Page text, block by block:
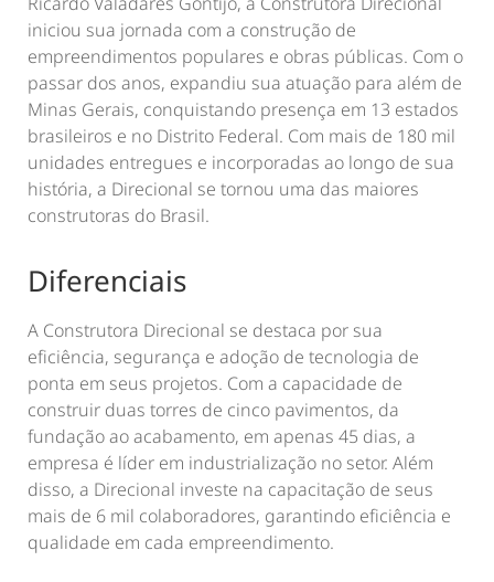
iniciou sua jornada com a construção de
empreendimentos populares e obras públicas. Com o
passar dos anos, expandiu sua atuação para além de
Minas Gerais, conquistando presença em 13 estados
brasileiros e no Distrito Federal. Com mais de 180 mil
unidades entregues e incorporadas ao longo de sua
história, a Direcional se tornou uma das maiores
construtoras do Brasil.
Diferenciais
A Construtora Direcional se destaca por sua
eficiência, segurança e adoção de tecnologia de
ponta em seus projetos. Com a capacidade de
construir duas torres de cinco pavimentos, da
fundação ao acabamento, em apenas 45 dias, a
empresa é líder em industrialização no setor. Além
disso, a Direcional investe na capacitação de seus
mais de 6 mil colaboradores, garantindo eficiência e
qualidade em cada empreendimento.